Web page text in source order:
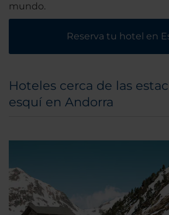
mundo.
Reserva tu hotel en
Hoteles cerca de las
esquí en Andorra